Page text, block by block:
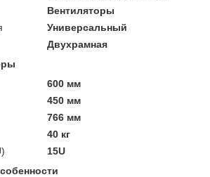
Вентиляторы
Универсальный
Двухрамная
600 мм
450 мм
766 мм
40 кг
15U